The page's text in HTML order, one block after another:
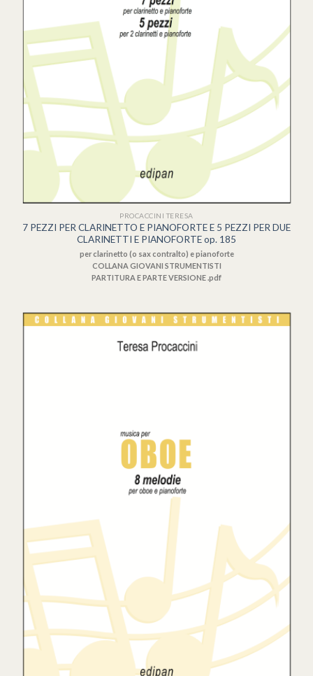
PROCACCINI TERESA
7 PEZZI PER CLARINETTO E PIANOFORTE E 5 PEZZI PER DUE
CLARINETTI E PIANOFORTE op. 185
per clarinetto (o sax contralto) e pianoforte
COLLANA GIOVANI STRUMENTISTI
PARTITURA E PARTE VERSIONE .pdf